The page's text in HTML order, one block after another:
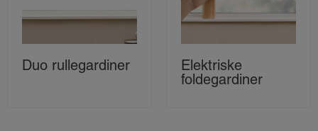
Duo rullegardiner
Elektriske
foldegardiner